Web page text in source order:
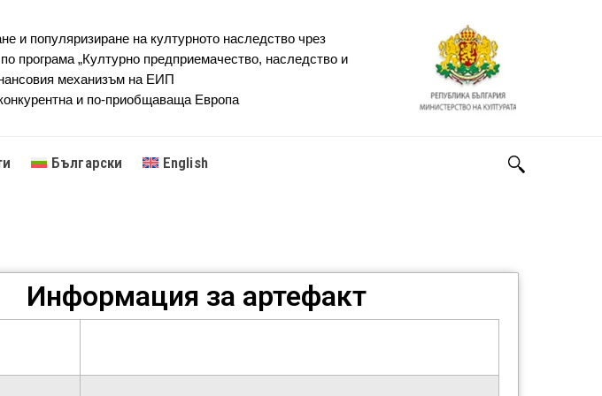
и популяризиране на културното наследство чрез
програма „Културно предприемачество, наследство и
механизъм на ЕИП
и по-приобщаваща Европа
Български English
Информация за артефакт